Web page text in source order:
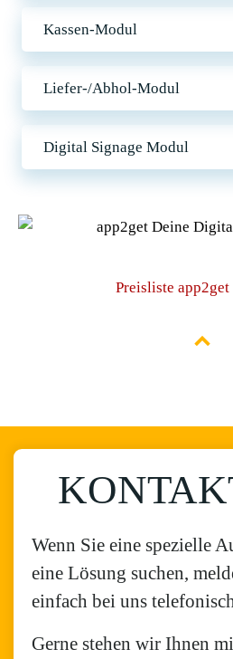
Kassen-Modul
Liefer-/Abhol-Modul
Digital Signage Modul
Preisliste
Wenn Sie eine spezielle
eine Lösung suchen,
einfach bei uns
Gerne stehen wir Ihnen